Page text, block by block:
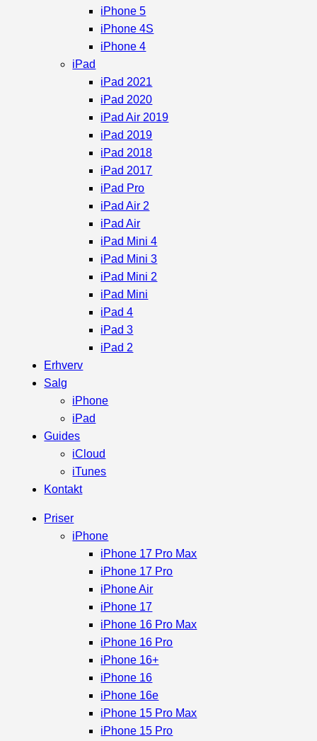
iPhone 5
iPhone 4S
iPhone 4
iPad
iPad 2021
iPad 2020
iPad Air 2019
iPad 2019
iPad 2018
iPad 2017
iPad Pro
iPad Air 2
iPad Air
iPad Mini 4
iPad Mini 3
iPad Mini 2
iPad Mini
iPad 4
iPad 3
iPad 2
Erhverv
Salg
iPhone
iPad
Guides
iCloud
iTunes
Kontakt
Priser
iPhone
iPhone 17 Pro Max
iPhone 17 Pro
iPhone Air
iPhone 17
iPhone 16 Pro Max
iPhone 16 Pro
iPhone 16+
iPhone 16
iPhone 16e
iPhone 15 Pro Max
iPhone 15 Pro